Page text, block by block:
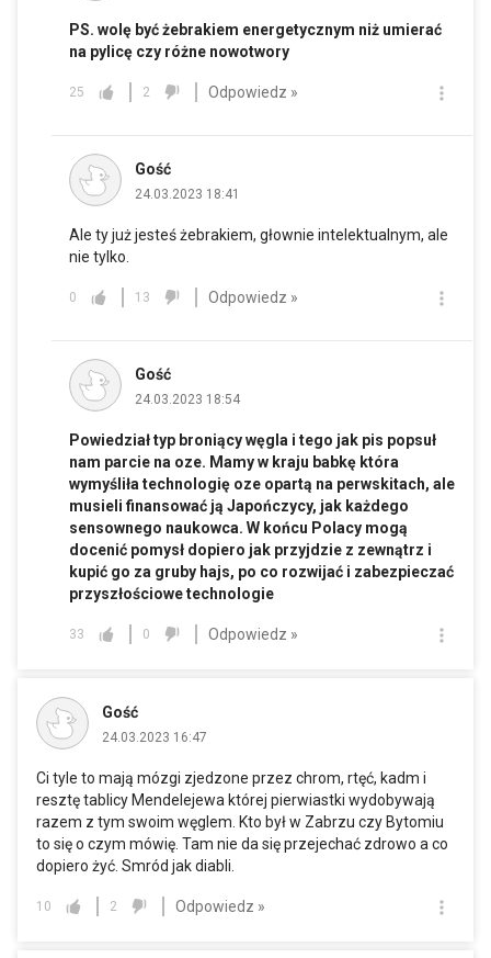
PS. wolę być żebrakiem energetycznym niż umierać
na pylicę czy różne nowotwory
25 2 Odpowiedz »
Gość
24.03.2023 18:41
Ale ty już jesteś żebrakiem, głownie intelektualnym, ale
nie tylko.
0 13 Odpowiedz »
Gość
24.03.2023 18:54
Powiedział typ broniący węgla i tego jak pis popsuł
nam parcie na oze. Mamy w kraju babkę która
wymyśliła technologię oze opartą na perwskitach, ale
musieli finansować ją Japończycy, jak każdego
sensownego naukowca. W końcu Polacy mogą
docenić pomysł dopiero jak przyjdzie z zewnątrz i
kupić go za gruby hajs, po co rozwijać i zabezpieczać
przyszłościowe technologie
33 0 Odpowiedz »
Gość
24.03.2023 16:47
Ci tyle to mają mózgi zjedzone przez chrom, rtęć, kadm i
resztę tablicy Mendelejewa której pierwiastki wydobywają
razem z tym swoim węglem. Kto był w Zabrzu czy Bytomiu
to się o czym mówię. Tam nie da się przejechać zdrowo a co
dopiero żyć. Smród jak diabli.
10 2 Odpowiedz »